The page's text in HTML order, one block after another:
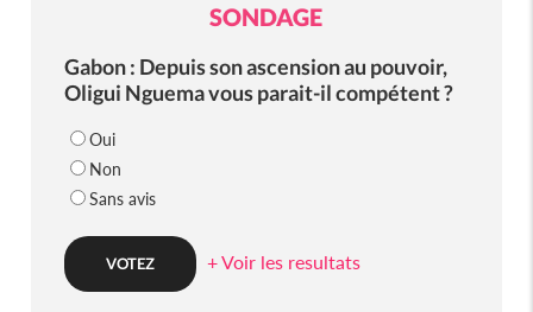
SONDAGE
Gabon : Depuis son ascension au pouvoir,
Oligui Nguema vous parait-il compétent ?
Oui
Non
Sans avis
+ Voir les resultats